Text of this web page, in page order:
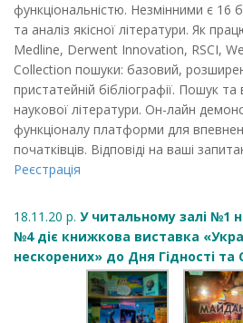
функціональністю. Незмінними є 16
та аналіз якісної літератури. Як
Medline, Derwent Innovation, RSCI,
Collection пошуки: базовий,
пристатейній бібліографії. Пошук та
наукової літератури. Он-лайн
функціоналу платформи для
початківців. Відповіді на ваші
Реєстрація
18.11.20 р. У читальному залі №1
№4 діє книжкова виставка
нескорених» до Дня Гідності та